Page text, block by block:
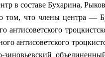
в составе Бухарина,
том, что чле­ны центра —
антисоветского